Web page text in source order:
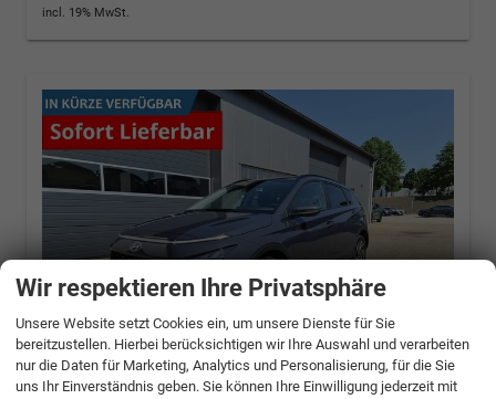
incl. 19% MwSt.
Wir respektieren Ihre Privatsphäre
Unsere Website setzt Cookies ein, um unsere Dienste für Sie
bereitzustellen. Hierbei berücksichtigen wir Ihre Auswahl und verarbeiten
nur die Daten für Marketing, Analytics und Personalisierung, für die Sie
uns Ihr Einverständnis geben. Sie können Ihre Einwilligung jederzeit mit